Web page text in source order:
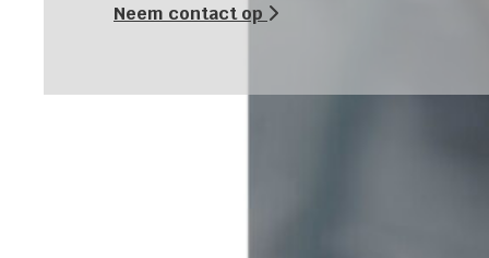
Neem contact op